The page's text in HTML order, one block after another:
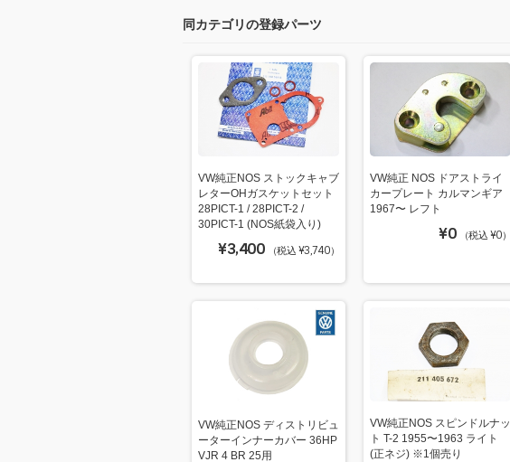
同カテゴリの登録パーツ
VW純正NOS ストックキャブ
レターOHガスケットセット
28PICT-1 / 28PICT-2 /
30PICT-1 (NOS紙袋入り)
¥3,400 （税込 ¥3,740）
VW純正 NOS ドアストライ
カープレート カルマンギア
1967〜 レフト
¥0 （税込 ¥0）
VW純正NOS ディストリビュ
ーターインナーカバー 36HP
VJR 4 BR 25用
VW純正NOS スピンドルナッ
ト T-2 1955〜1963 ライト
(正ネジ) ※1個売り